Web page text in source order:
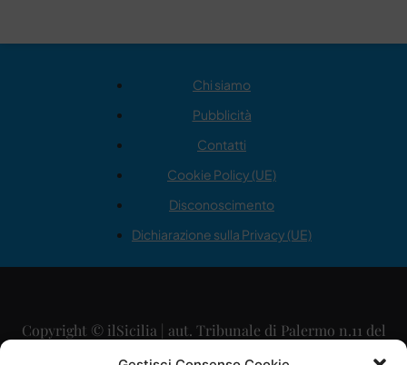
Chi siamo
Pubblicità
Contatti
Cookie Policy (UE)
Disconoscimento
Dichiarazione sulla Privacy (UE)
Copyright © ilSicilia | aut. Tribunale di Palermo n.11 del
29/09/2015